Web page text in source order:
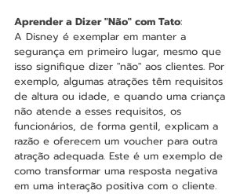
Aprender a Dizer "Não" com Tato:
A Disney é exemplar em manter a
segurança em primeiro lugar, mesmo que
isso signifique dizer "não" aos clientes. Por
exemplo, algumas atrações têm requisitos
de altura ou idade, e quando uma criança
não atende a esses requisitos, os
funcionários, de forma gentil, explicam a
razão e oferecem um voucher para outra
atração adequada. Este é um exemplo de
como transformar uma resposta negativa
em uma interação positiva com o cliente​.